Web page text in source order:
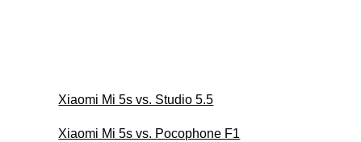
Xiaomi Mi 5s vs. Studio 5.5
Xiaomi Mi 5s vs. Pocophone F1